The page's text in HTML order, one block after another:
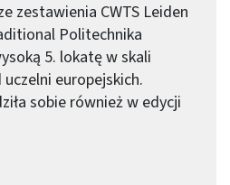
zestawienia CWTS Leiden
Politechnika
5. lokatę w skali
europejskich.
sobie również w edycji